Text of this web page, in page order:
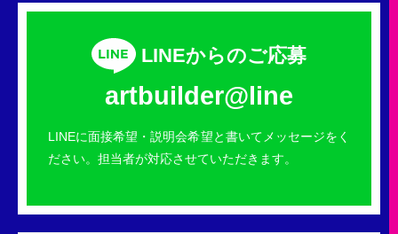
LINEからのご応募
artbuilder@line
LINEに面接希望・説明会希望と書いてメッセージをく
ださい。担当者が対応させていただきます。